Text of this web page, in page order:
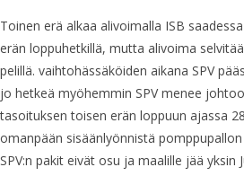
Toinen erä alkaa alivoimalla ISB
erän loppuhetkillä, mutta alivoima
pelillä. vaihtohässäköiden aikana SPV
jo hetkeä myöhemmin SPV menee
tasoituksen toisen erän loppuun ajassa
omanpään sisäänlyönnistä
SPV:n pakit eivät osu ja maalille jää yksin